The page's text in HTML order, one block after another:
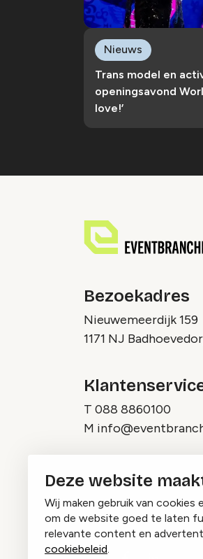
Deze website
Wij maken gebruik van cookies
om de website goed te laten
relevante content en
cookiebeleid.
Trans model en
openingsavond
love!’
Nieuws
Bezoekadres
Nieuwemeerdijk 159
1171 NJ
T 088 8860100
M